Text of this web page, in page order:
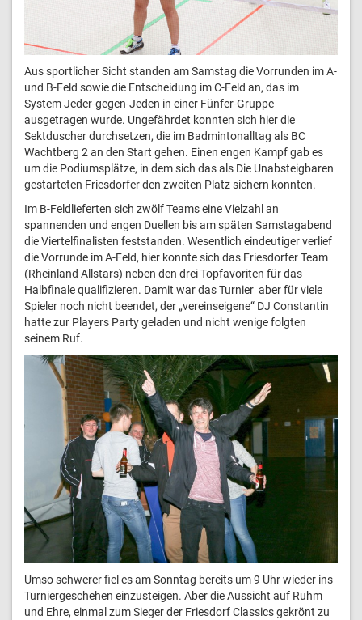
Aus sportlicher Sicht standen am Samstag die Vorrunden im A-
und B-Feld sowie die Entscheidung im C-Feld an, das im
System Jeder-gegen-Jeden in einer Fünfer-Gruppe
ausgetragen wurde. Ungefährdet konnten sich hier die
Sektduscher durchsetzen, die im Badmintonalltag als BC
Wachtberg 2 an den Start gehen. Einen engen Kampf gab es
um die Podiumsplätze, in dem sich das als Die Unabsteigbaren
gestarteten Friesdorfer den zweiten Platz sichern konnten.
Im B-Feldlieferten sich zwölf Teams eine Vielzahl an
spannenden und engen Duellen bis am späten Samstagabend
die Viertelfinalisten feststanden. Wesentlich eindeutiger verlief
die Vorrunde im A-Feld, hier konnte sich das Friesdorfer Team
(Rheinland Allstars) neben den drei Topfavoriten für das
Halbfinale qualifizieren. Damit war das Turnier aber für viele
Spieler noch nicht beendet, der „vereinseigene“ DJ Constantin
hatte zur Players Party geladen und nicht wenige folgten
seinem Ruf.
Umso schwerer fiel es am Sonntag bereits um 9 Uhr wieder ins
Turniergeschehen einzusteigen. Aber die Aussicht auf Ruhm
und Ehre, einmal zum Sieger der Friesdorf Classics gekrönt zu